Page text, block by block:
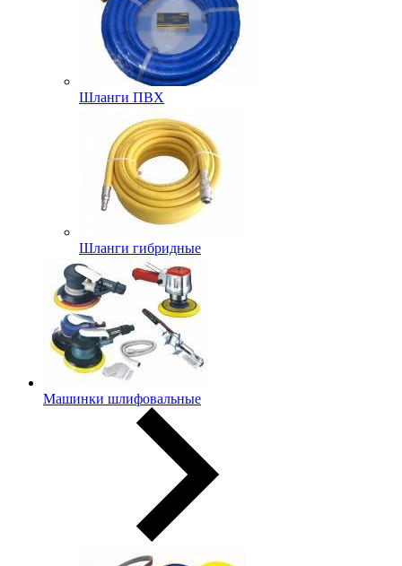
Шланги ПВХ
Шланги гибридные
Машинки шлифовальные